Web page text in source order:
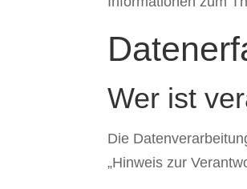
Wer ist
Die
„Hinweis zur